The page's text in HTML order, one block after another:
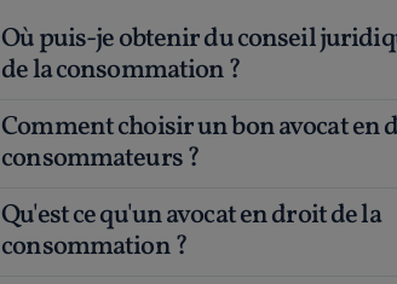
Où puis-je obtenir du conseil juridique en droit
de la consommation ?
Comment choisir un bon avocat en droit des
consommateurs ?
Qu'est ce qu'un avocat en droit de la
consommation ?